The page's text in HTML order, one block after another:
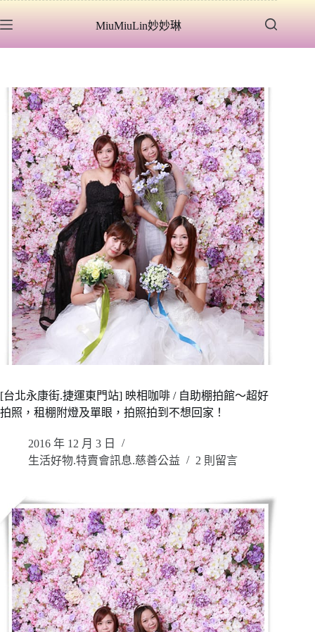
至
MiuMiuLin妙妙琳
[台北永康街.捷運東門站] 映相咖啡 / 自助棚拍館～超好
拍照，租棚附燈及單眼，拍照拍到不想回家！
2016 年 12 月 3 日
生活好物.特賣會訊息.慈善公益
2 則留言